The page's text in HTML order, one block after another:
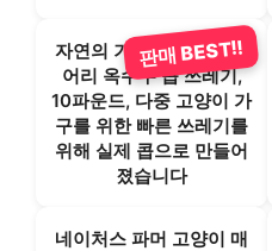
자연의 기적 프리미엄 덩
어리 옥수수 콥 쓰레기,
10파운드, 다중 고양이 가
구를 위한 빠른 쓰레기를
위해 실제 콥으로 만들어
졌습니다
판매 BEST!!
네이처스 파머 고양이 매